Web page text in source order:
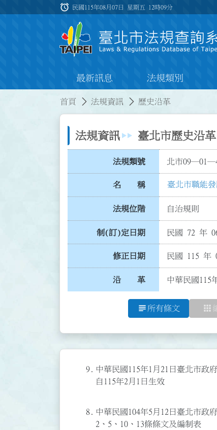
:::
alarm 民國115年08月07日 星期五 12時09分
最新訊息 法規類別
首頁 法規資訊 歷史沿革
法規資訊 臺北市歷史沿革
法規類號 北市
名 稱 臺北市職能
法規位階 自治規則
制(訂)定日期 民國 72 年
修正日期 民國 115 年
沿 革 中華民國115
subject 所有條文 apps
9.
中華民國115年1月21日臺北市政
自115年2月1日生效
8.
中華民國104年5月12日臺北市政
2、5、10、13條條文及編制表